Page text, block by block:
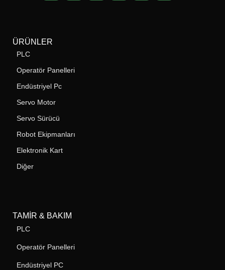
ÜRÜNLER
PLC
Operatör Panelleri
Endüstriyel Pc
Servo Motor
Servo Sürücü
Robot Ekipmanları
Elektronik Kart
Diğer
TAMIR & BAKIM
PLC
Operatör Panelleri
Endüstriyel PC